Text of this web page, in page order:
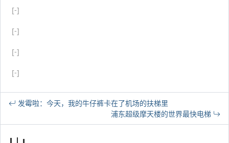
[-]
[-]
[-]
[-]
发霉啦：今天，我的牛仔裤卡在了机场的扶梯里
浦东超级摩天楼的世界最快电梯